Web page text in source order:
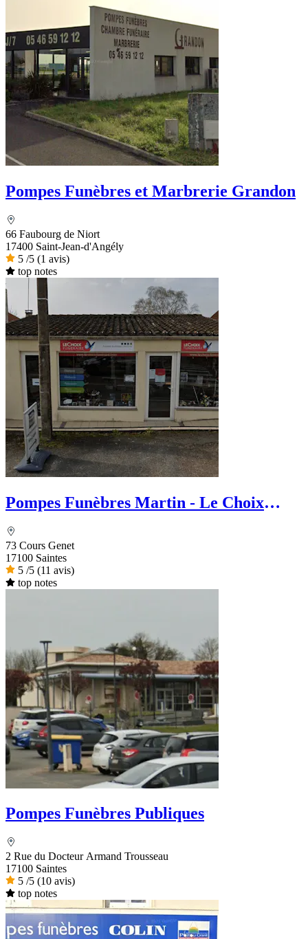
Pompes Funèbres et Marbrerie Grandon
66 Faubourg de Niort
17400 Saint-Jean-d'Angély
5 /5 (1 avis)
top notes
Pompes Funèbres Martin - Le Choix
73 Cours Genet
17100 Saintes
5 /5 (11 avis)
top notes
Pompes Funèbres Publiques
2 Rue du Docteur Armand Trousseau
17100 Saintes
5 /5 (10 avis)
top notes